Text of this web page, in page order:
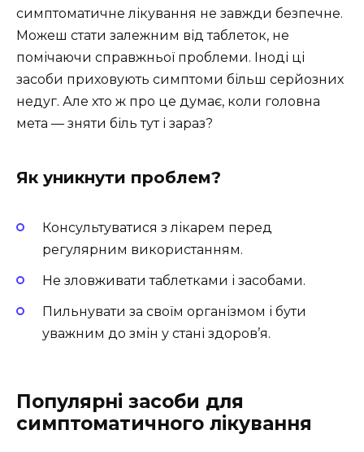
симптоматичне лікування не завжди безпечне.
Можеш стати залежним від таблеток, не
помічаючи справжньої проблеми. Іноді ці
засоби приховують симптоми більш серйозних
недуг. Але хто ж про це думає, коли головна
мета — зняти біль тут і зараз?
Як уникнути проблем?
Консультуватися з лікарем перед
регулярним використанням.
Не зловживати таблетками і засобами.
Пильнувати за своїм організмом і бути
уважним до змін у стані здоров’я.
Популярні засоби для
симптоматичного лікування